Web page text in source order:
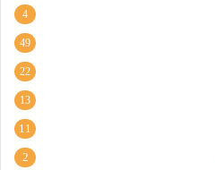
4
49
22
13
11
2